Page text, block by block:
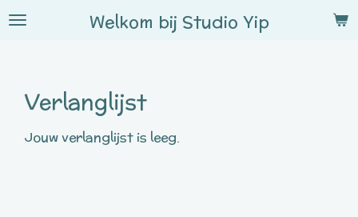
Ga
hoofdinhoud
Welkom bij Studio Yip
Verlanglijst
Jouw verlanglijst is leeg.